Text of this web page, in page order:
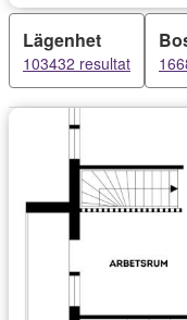
Lägenhet
103432 resultat